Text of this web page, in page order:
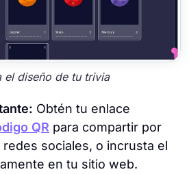
el diseño de tu trivia
Obtén tu enlace
QR para compartir por
sociales, o incrusta el
en tu sitio web.